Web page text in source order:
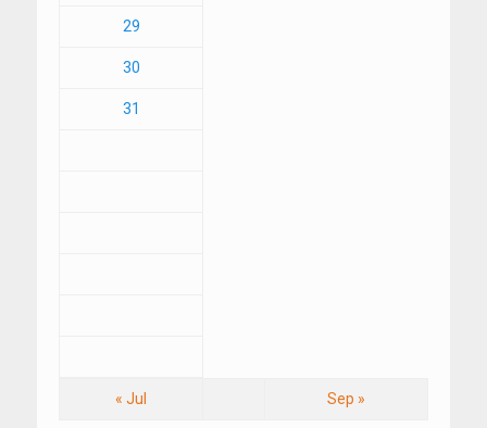
29
30
31
« Jul Sep »